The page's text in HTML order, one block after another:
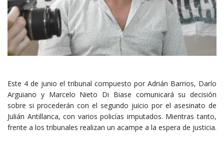
Este 4 de junio el tribunal compuesto por Adrián Barrios, Darío
Arguiano y Marcelo Nieto Di Biase comunicará su decisión
sobre si procederán con el segundo juicio por el asesinato de
Julián Antillanca, con varios policías imputados. Mientras tanto,
frente a los tribunales realizan un acampe a la espera de justicia.